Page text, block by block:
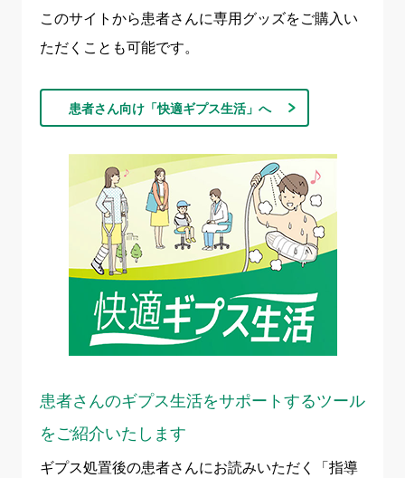
このサイトから患者さんに専用グッズをご購入い
ただくことも可能です。
患者さん向け「快適ギプス生活」へ
患者さんのギプス生活をサポートするツール
をご紹介いたします
ギプス処置後の患者さんにお読みいただく「指導